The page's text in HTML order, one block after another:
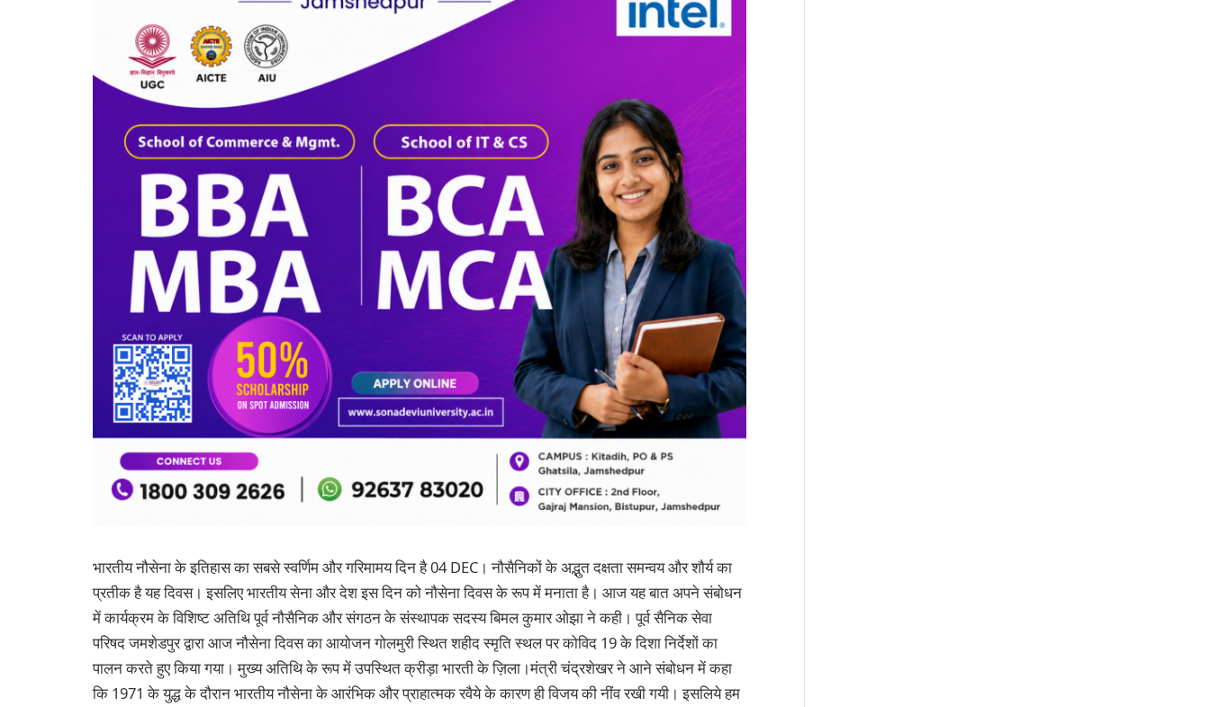
भारतीय नौसेना के इतिहास का सबसे स्वर्णिम और गरिमामय दिन है 04 DEC। नौसैनिकों के अद्भुत दक्षता समन्वय और शौर्य का
प्रतीक है यह दिवस। इसलिए भारतीय सेना और देश इस दिन को नौसेना दिवस के रूप में मनाता है। आज यह बात अपने संबोधन
में कार्यक्रम के विशिष्ट अतिथि पूर्व नौसैनिक और संगठन के संस्थापक सदस्य बिमल कुमार ओझा ने कही। पूर्व सैनिक सेवा
परिषद जमशेडपुर द्वारा आज नौसेना दिवस का आयोजन गोलमुरी स्थित शहीद स्मृति स्थल पर कोविद 19 के दिशा निर्देशों का
पालन करते हुए किया गया। मुख्य अतिथि के रूप में उपस्थित क्रीड़ा भारती के ज़िला।मंत्री चंद्रशेखर ने आने संबोधन में कहा
कि 1971 के युद्ध के दौरान भारतीय नौसेना के आरंभिक और प्राहात्मक रवैये के कारण ही विजय की नींव रखी गयी। इसलिये हम